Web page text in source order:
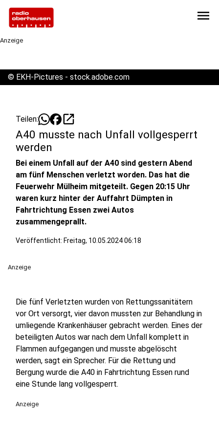
menu
Anzeige
© EKH-Pictures - stock.adobe.com
Teilen: open_in_new
A40 musste nach Unfall vollgesperrt
werden
Bei einem Unfall auf der A40 sind gestern Abend
am fünf Menschen verletzt worden. Das hat die
Feuerwehr Mülheim mitgeteilt. Gegen 20:15 Uhr
waren kurz hinter der Auffahrt Dümpten in
Fahrtrichtung Essen zwei Autos
zusammengeprallt.
Veröffentlicht: Freitag, 10.05.2024 06:18
Anzeige
Die fünf Verletzten wurden von Rettungssanitätern
vor Ort versorgt, vier davon mussten zur Behandlung in
umliegende Krankenhäuser gebracht werden. Eines der
beteiligten Autos war nach dem Unfall komplett in
Flammen aufgegangen und musste abgelöscht
werden, sagt ein Sprecher. Für die Rettung und
Bergung wurde die A40 in Fahrtrichtung Essen rund
eine Stunde lang vollgesperrt.
Anzeige